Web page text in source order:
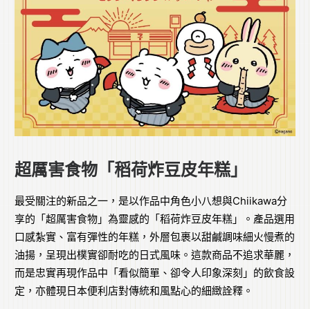
超厲害食物「稻荷炸豆皮年糕」
最受關注的新品之一，是以作品中角色小八想與Chiikawa分
享的「超厲害食物」為靈感的「稻荷炸豆皮年糕」。產品選用
口感紮實、富有彈性的年糕，外層包裹以甜鹹調味細火慢煮的
油揚，呈現出樸實卻耐吃的日式風味。這款商品不追求華麗，
而是忠實再現作品中「看似簡單、卻令人印象深刻」的飲食設
定，亦體現日本便利店對傳統和風點心的細緻詮釋。